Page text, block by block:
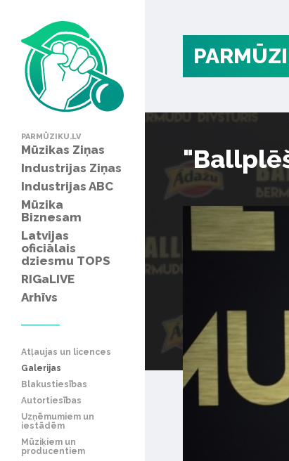
PARMŪZIKU.LV
Mūzikas Ziņas
Industrijas Ziņas
Industrijas ABC
Mūzika
Biznesam
Latvijas
oficiālais
dziesmu TOPS
RIGaLIVE
Arhīvs
Atļaujas un licences
Galerijas
Blakustiesības
Autortiesības
Uzņēmumiem un
iestādēm
Mūziķiem un
producentiem